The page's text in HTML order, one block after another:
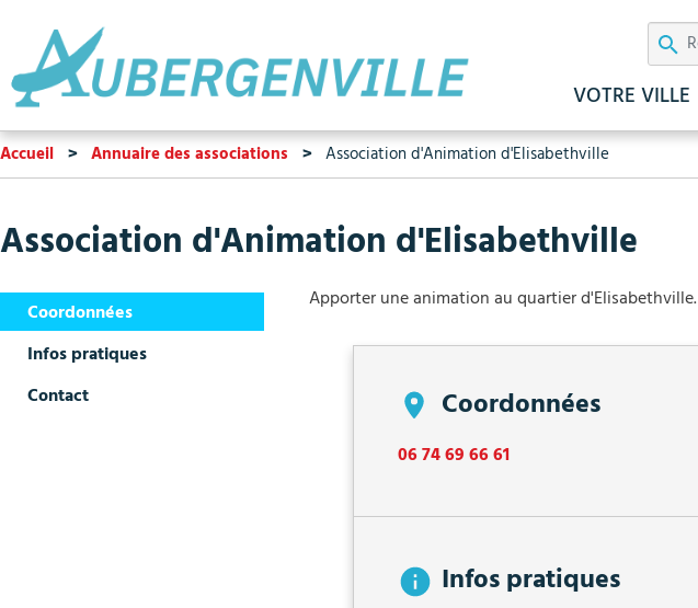
VOTRE VILLE
Accueil Annuaire des associations Association d'Animation d'Elisabethville
Association d'Animation d'Elisabethville
Coordonnées
Infos pratiques
Contact
Apporter une animation au quartier d'Elisabethville.
Coordonnées
06 74 69 66 61
Infos pratiques